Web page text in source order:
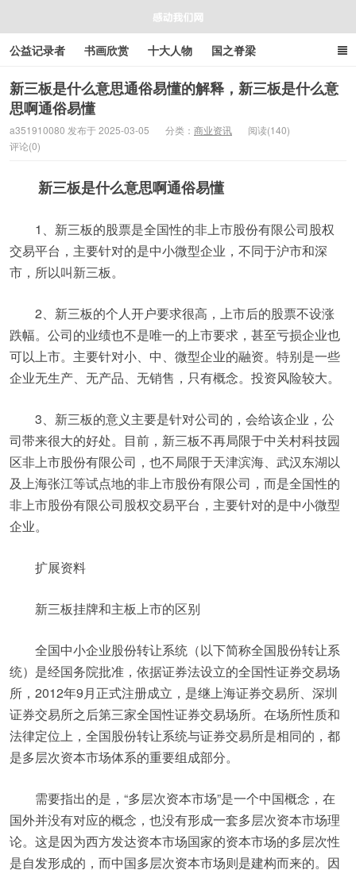
感动我们网
公益记录者 书画欣赏 十大人物 国之脊梁
好人好事 感人资讯 商业资讯 在线工具箱
新三板是什么意思通俗易懂的解释，新三板是什么意
思啊通俗易懂
a351910080 发布于 2025-03-05 分类： 商业资讯
阅读(140)
评论(0)
新三板是什么意思啊通俗易懂
1、新三板的股票是全国性的非上市股份有限公司股权
交易平台，主要针对的是中小微型企业，不同于沪市和深
市，所以叫新三板。
2、新三板的个人开户要求很高，上市后的股票不设涨
跌幅。公司的业绩也不是唯一的上市要求，甚至亏损企业也
可以上市。主要针对小、中、微型企业的融资。特别是一些
企业无生产、无产品、无销售，只有概念。投资风险较大。
3、新三板的意义主要是针对公司的，会给该企业，公
司带来很大的好处。目前，新三板不再局限于中关村科技园
区非上市股份有限公司，也不局限于天津滨海、武汉东湖以
及上海张江等试点地的非上市股份有限公司，而是全国性的
非上市股份有限公司股权交易平台，主要针对的是中小微型
企业。
扩展资料
新三板挂牌和主板上市的区别
全国中小企业股份转让系统（以下简称全国股份转让系
统）是经国务院批准，依据证券法设立的全国性证券交易场
所，2012年9月正式注册成立，是继上海证券交易所、深圳
证券交易所之后第三家全国性证券交易场所。在场所性质和
法律定位上，全国股份转让系统与证券交易所是相同的，都
是多层次资本市场体系的重要组成部分。
需要指出的是，“多层次资本市场”是一个中国概念，在
国外并没有对应的概念，也没有形成一套多层次资本市场理
论。这是因为西方发达资本市场国家的资本市场的多层次性
是自发形成的，而中国多层次资本市场则是建构而来的。因